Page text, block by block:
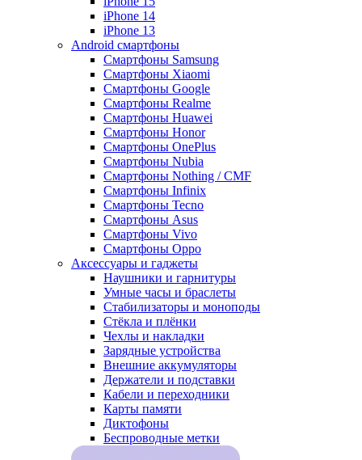
iPhone 14
iPhone 13
Android cмартфоны
Смартфоны Samsung
Смартфоны Xiaomi
Смартфоны Google
Смартфоны Realme
Смартфоны Huawei
Смартфоны Honor
Смартфоны OnePlus
Смартфоны Nubia
Смартфоны Nothing / CMF
Смартфоны Infinix
Смартфоны Tecno
Смартфоны Asus
Смартфоны Vivo
Смартфоны Oppo
Аксессуары и гаджеты
Наушники и гарнитуры
Умные часы и браслеты
Стабилизаторы и моноподы
Стёкла и плёнки
Чехлы и накладки
Зарядные устройства
Внешние аккумуляторы
Держатели и подставки
Кабели и переходники
Карты памяти
Диктофоны
Беспроводные метки